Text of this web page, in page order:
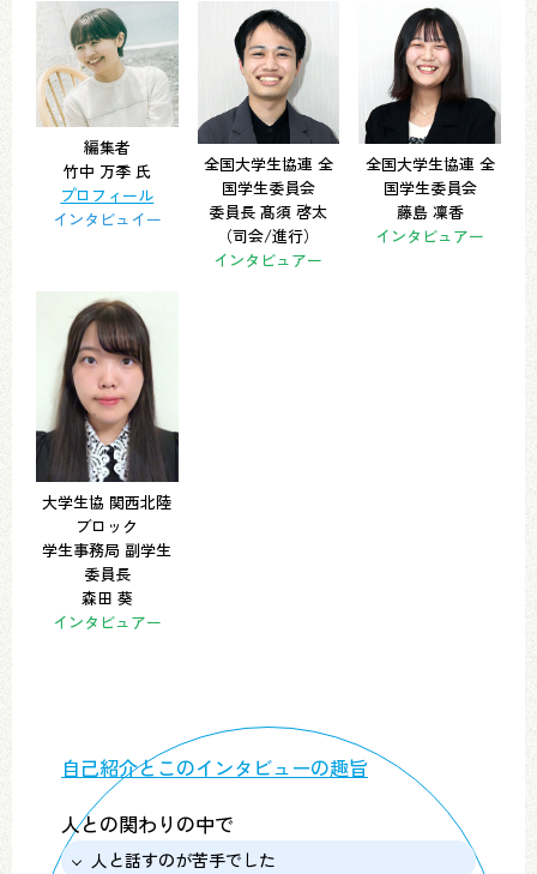
編集者
竹中 万季 氏
プロフィール
インタビュイー
全国大学生協連 全
国学生委員会
委員長 髙須 啓太
（司会/進行）
インタビュアー
全国大学生協連 全
国学生委員会
藤島 凜香
インタビュアー
大学生協 関西北陸
ブロック
学生事務局 副学生
委員長
森田 葵
インタビュアー
自己紹介とこのインタビューの趣旨
人との関わりの中で
人と話すのが苦手でした